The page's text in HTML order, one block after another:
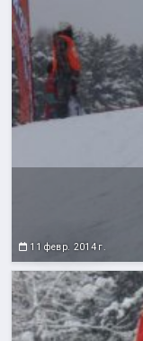
11 февр. 2014 г.